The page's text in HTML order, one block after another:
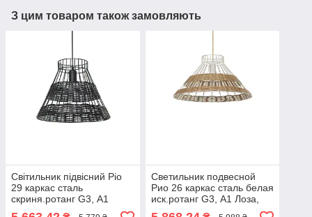
З цим товаром також замовляють
Світильник підвісний Ріо
29 каркас сталь
скриня.ротанг G3, А1
Чорний, Ø36х29 см
Светильник подвесной
Рио 26 каркас сталь белая
иск.ротанг G3, А1 Лоза,
Ø50х26 см (Pradex ТМ)